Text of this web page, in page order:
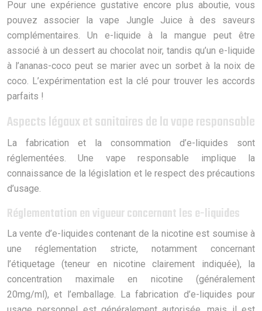
Pour une expérience gustative encore plus aboutie, vous
pouvez associer la vape Jungle Juice à des saveurs
complémentaires. Un e-liquide à la mangue peut être
associé à un dessert au chocolat noir, tandis qu’un e-liquide
à l’ananas-coco peut se marier avec un sorbet à la noix de
coco. L’expérimentation est la clé pour trouver les accords
parfaits !
Aspects légaux et sanitaires de la vape responsable
La fabrication et la consommation d’e-liquides sont
réglementées. Une vape responsable implique la
connaissance de la législation et le respect des précautions
d’usage.
Réglementation en vigueur concernant les e-liquides
La vente d’e-liquides contenant de la nicotine est soumise à
une réglementation stricte, notamment concernant
l’étiquetage (teneur en nicotine clairement indiquée), la
concentration maximale en nicotine (généralement
20mg/ml), et l’emballage. La fabrication d’e-liquides pour